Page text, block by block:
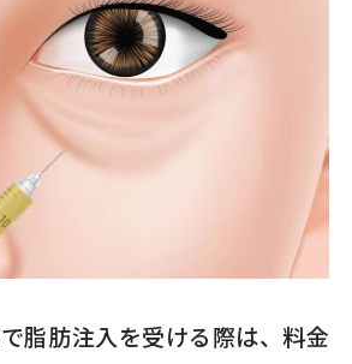
脂肪注入を受ける際は、料金